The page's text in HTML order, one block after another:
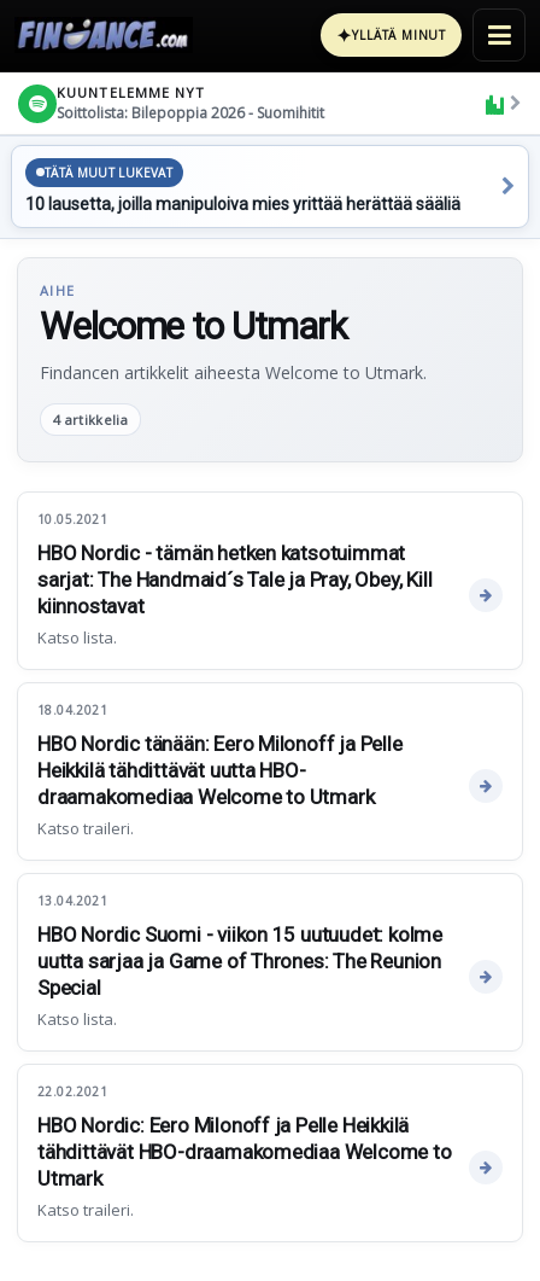
✦YLLÄTÄ MINUT
KUUNTELEMME NYT
Soittolista: Bilepoppia 2026 - Suomihitit
TÄTÄ MUUT LUKEVAT
10 lausetta, joilla manipuloiva mies yrittää herättää sääliä
AIHE
Welcome to Utmark
Findancen artikkelit aiheesta Welcome to Utmark.
4 artikkelia
10.05.2021
HBO Nordic - tämän hetken katsotuimmat
sarjat: The Handmaid´s Tale ja Pray, Obey, Kill
kiinnostavat
Katso lista.
18.04.2021
HBO Nordic tänään: Eero Milonoff ja Pelle
Heikkilä tähdittävät uutta HBO-
draamakomediaa Welcome to Utmark
Katso traileri.
13.04.2021
HBO Nordic Suomi - viikon 15 uutuudet: kolme
uutta sarjaa ja Game of Thrones: The Reunion
Special
Katso lista.
22.02.2021
HBO Nordic: Eero Milonoff ja Pelle Heikkilä
tähdittävät HBO-draamakomediaa Welcome to
Utmark
Katso traileri.